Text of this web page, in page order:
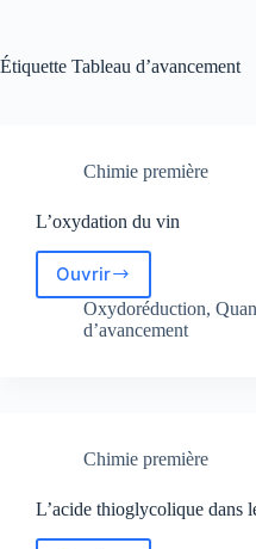
Étiquette Tableau d’avancement
Chimie première
L’oxydation du vin
OuvrirL’oxydation
du
vin
Oxydoréduction,
d’avancement
Chimie première
L’acide thioglycolique dans